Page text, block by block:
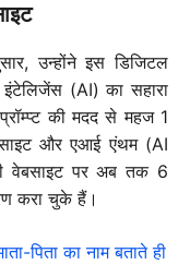
उन्होंने इस डिजिटल
(AI) का सहारा
की मदद से महज 1
और एआई एंथम (AI
वेबसाइट पर अब तक 6
करा चुके हैं।
पिता का नाम बताते ही